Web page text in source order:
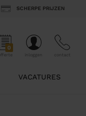
SCHERPE PRIJZEN
0
offerte inloggen contact
VACATURES